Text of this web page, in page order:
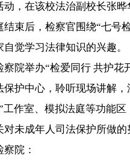
动，在该校法治副校长张
后，检察官围绕“七号检
觉学习法律知识的兴趣。
举办“检爱同行 共护花开
保护中心，聆听现场讲解
工作室、模拟法庭等功能
对未成年人司法保护所做
院：